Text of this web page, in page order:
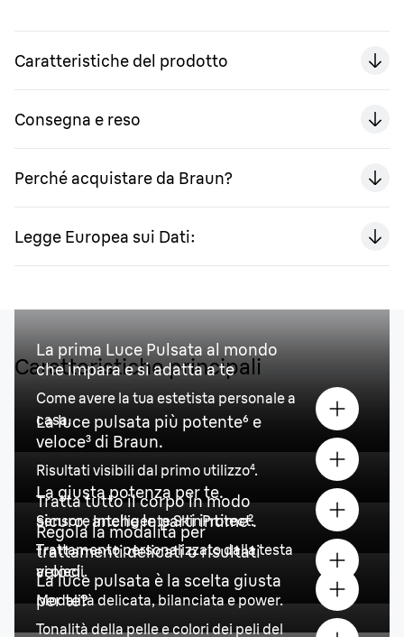
Caratteristiche del prodotto
Consegna e reso
Perché acquistare da Braun?
Legge Europea sui Dati:
Caratteristiche principali
La prima Luce Pulsata al mondo
che impara e si adatta a te
Come avere la tua estetista personale a
casa.
La luce pulsata più potente⁶ e
veloce³ di Braun.
Risultati visibili dal primo utilizzo⁴.
La giusta potenza per te.
Sensore Intelligente SkinProtect.
Tratta tutto il corpo in modo
sicuro, anche le parti intime².
Trattamento personalizzato dalla testa
ai piedi.
Regola la modalità per
trattamenti delicati o risultati
veloci.
Modalità delicata, bilanciata e power.
La luce pulsata è la scelta giusta
per te?
Tonalità della pelle e colori dei pelidel